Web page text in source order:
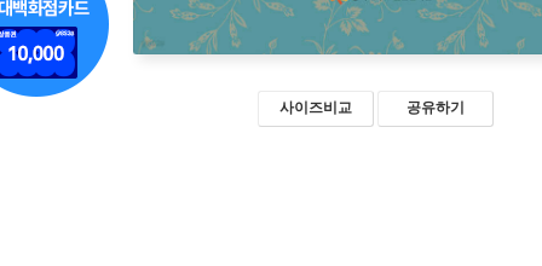
사이즈비교 공유하기